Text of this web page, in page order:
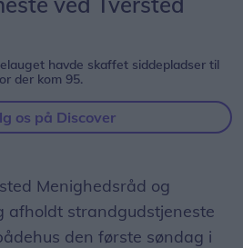
havde skaffet siddepladser til
der kom 95.
os på Discover
Menighedsråd og
afholdt strandgudstjeneste
den første søndag i